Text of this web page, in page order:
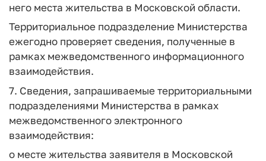
него места жительства в Московской области.
Территориальное подразделение Министерства
ежегодно проверяет сведения, полученные в
рамках межведомственного информационного
взаимодействия.
7. Сведения, запрашиваемые территориальными
подразделениями Министерства в рамках
межведомственного электронного
взаимодействия:
о месте жительства заявителя в Московской